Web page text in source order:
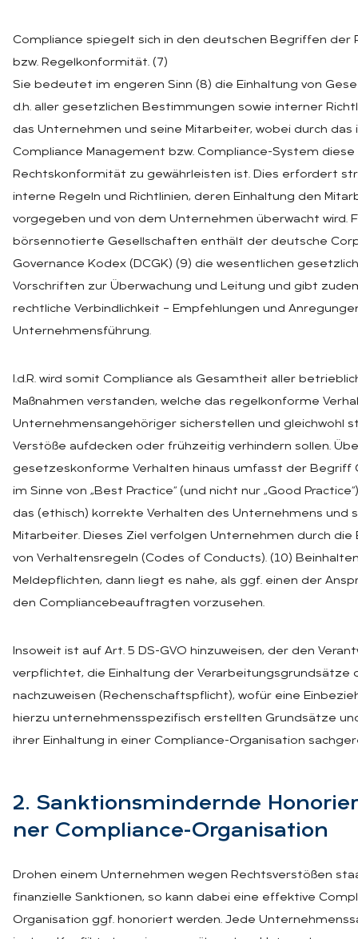
Compliance spiegelt sich in den deutschen Begriffen der
bzw. Regelkonformität. (7)
Sie bedeutet im engeren Sinn (8) die Einhaltung von
d.h. aller gesetzlichen Bestimmungen sowie interner
das Unternehmen und seine Mitarbeiter, wobei durch das
Compliance Management bzw. Compliance-System diese
Rechtskonformität zu gewährleisten ist. Dies erfordert
interne Regeln und Richtlinien, deren Einhaltung den
vorgegeben und von dem Unternehmen überwacht wird.
börsennotierte Gesellschaften enthält der deutsche
Governance Kodex (DCGK) (9) die wesentlichen
Vorschriften zur Überwachung und Leitung und gibt
rechtliche Verbindlichkeit – Empfehlungen und
Unternehmensführung.
I.d.R. wird somit Compliance als Gesamtheit aller
Maßnahmen verstanden, welche das regelkonforme
Unternehmensangehöriger sicherstellen und gleichwohl
Verstöße aufdecken oder frühzeitig verhindern sollen.
gesetzeskonforme Verhalten hinaus umfasst der Begriff
im Sinne von „Best Practice“ (und nicht nur „Good
das (ethisch) korrekte Verhalten des Unternehmens und
Mitarbeiter. Dieses Ziel verfolgen Unternehmen durch die
von Verhaltensregeln (Codes of Conducts). (10)
Meldepflichten, dann liegt es nahe, als ggf. einen der
den Compliancebeauftragten vorzusehen.
Insoweit ist auf Art. 5 DS-GVO hinzuweisen, der den
verpflichtet, die Einhaltung der Verarbeitungsgrundsätze
nachzuweisen (Rechenschaftspflicht), wofür eine
hierzu unternehmensspezifisch erstellten Grundsätze
ihrer Einhaltung in einer Compliance-Organisation
2. Sank­ti­ons­min­dern­de
ner Com­pli­an­ce-Or­ga­ni­sa­ti­on
Drohen einem Unternehmen wegen Rechtsverstößen
finanzielle Sanktionen, so kann dabei eine effektive
Organisation ggf. honoriert werden. Jede